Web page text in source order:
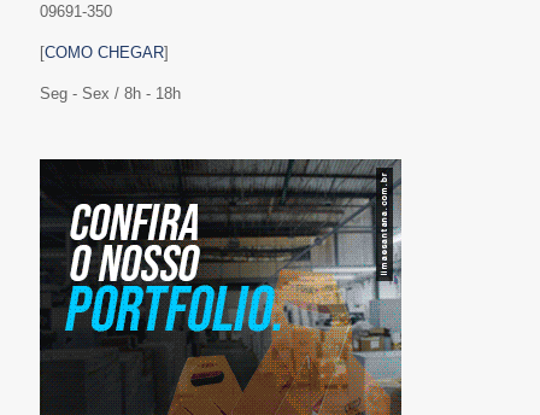
09691-350
[COMO CHEGAR]
Seg - Sex / 8h - 18h